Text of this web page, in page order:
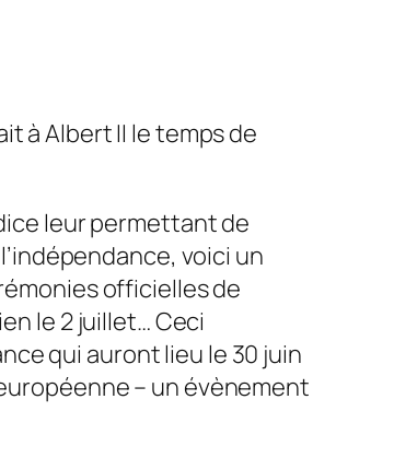
à Albert II le temps de
leur permettant de
voici un
officielles de
le 2 juillet… Ceci
qui auront lieu le 30 juin
– un évènement